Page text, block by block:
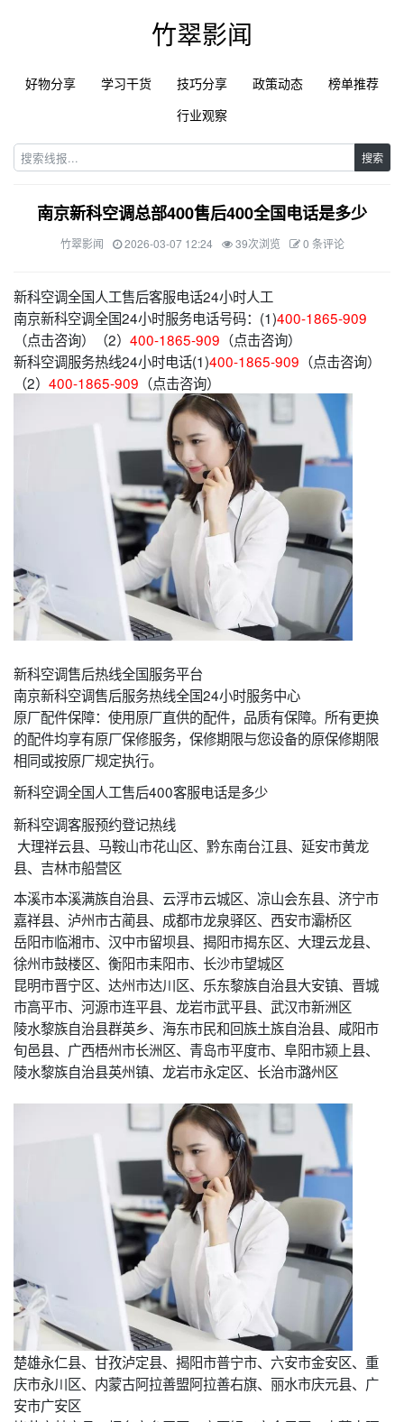
竹翠影闻
好物分享 学习干货 技巧分享 政策动态
榜单推荐
行业观察
搜索
南京新科空调总部400售后400全国电话是多少
竹翠影闻 2026-03-07 12:24 39次浏览 0 条评论
新科空调全国人工售后客服电话24小时人工
南京新科空调全国24小时服务电话号码：(1)400-1865-909
（点击咨询）（2） 400-1865-909 （点击咨询）
新科空调服务热线24小时电话(1)400-1865-909 （点击咨询）
（2） 400-1865-909 （点击咨询）
新科空调售后热线全国服务平台
南京新科空调售后服务热线全国24小时服务中心
原厂配件保障：使用原厂直供的配件，品质有保障。所有更换
的配件均享有原厂保修服务，保修期限与您设备的原保修期限
相同或按原厂规定执行。
新科空调全国人工售后400客服电话是多少
新科空调客服预约登记热线
大理祥云县、马鞍山市花山区、黔东南台江县、延安市黄龙
县、吉林市船营区
本溪市本溪满族自治县、云浮市云城区、凉山会东县、济宁市
嘉祥县、泸州市古蔺县、成都市龙泉驿区、西安市灞桥区
岳阳市临湘市、汉中市留坝县、揭阳市揭东区、大理云龙县、
徐州市鼓楼区、衡阳市耒阳市、长沙市望城区
昆明市晋宁区、达州市达川区、乐东黎族自治县大安镇、晋城
市高平市、河源市连平县、龙岩市武平县、武汉市新洲区
陵水黎族自治县群英乡、海东市民和回族土族自治县、咸阳市
旬邑县、广西梧州市长洲区、青岛市平度市、阜阳市颍上县、
陵水黎族自治县英州镇、龙岩市永定区、长治市潞州区
楚雄永仁县、甘孜泸定县、揭阳市普宁市、六安市金安区、重
庆市永川区、内蒙古阿拉善盟阿拉善右旗、丽水市庆元县、广
安市广安区